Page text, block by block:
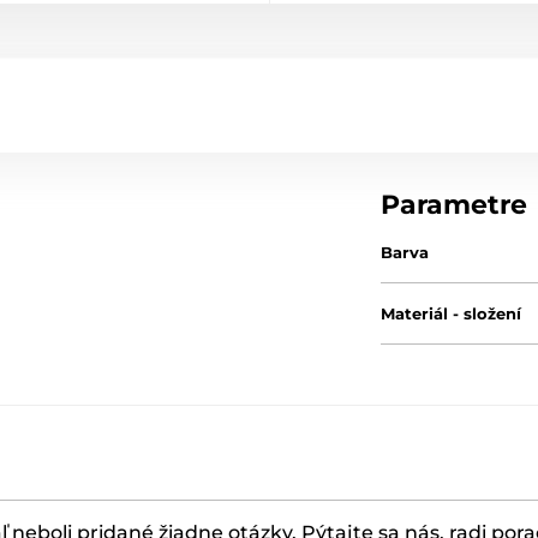
Parametre
Barva
Materiál - složení
neboli pridané žiadne otázky. Pýtajte sa nás, radi